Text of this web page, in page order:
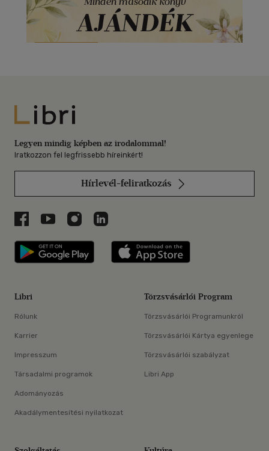
Libri
Legyen mindig képben az irodalommal!
Iratkozzon fel legfrissebb híreinkért!
Hírlevél-feliratkozás
Libri a Facebookon
Libri a Youtube-on
Libri az Instagramon
Libri a LinkedInen
Libri applikáció Szerezd meg: Google
Libri
Rólunk
Karrier
Impresszum
Társadalmi programok
Adományozás
Akadálymentesítési nyilatkozat
Törzsvásárlói Program
Törzsvásárlói Programunkról
Törzsvásárlói Kártya egyenlege
Törzsvásárlói szabályzat
Libri App